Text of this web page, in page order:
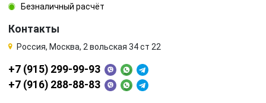
Безналичный расчёт
Контакты
Россия, Москва, 2 вольская 34 ст 22
+7 (915) 299-99-93
+7 (916) 288-88-83